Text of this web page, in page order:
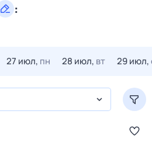
:
27 июл, пн 28 июл, вт 29 июл,